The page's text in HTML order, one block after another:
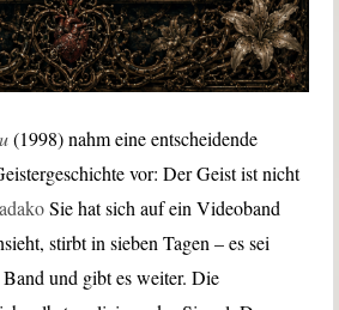
(1998) nahm eine entscheidende
vor: Der Geist ist nicht
Sie hat sich auf ein Videoband
stirbt in sieben Tagen – es sei
und gibt es weiter. Die